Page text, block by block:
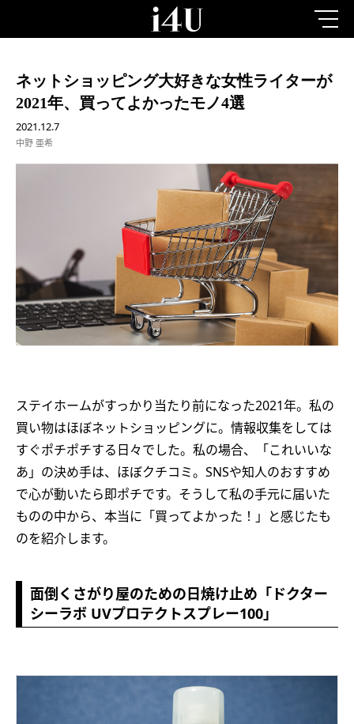
ネットショッピング大好きな女性ライターが
2021年、買ってよかったモノ4選
2021.12.7
中野 亜希
ステイホームがすっかり当たり前になった2021年。私の
買い物はほぼネットショッピングに。情報収集をしては
すぐポチポチする日々でした。私の場合、「これいいな
あ」の決め手は、ほぼクチコミ。SNSや知人のおすすめ
で心が動いたら即ポチです。そうして私の手元に届いた
ものの中から、本当に「買ってよかった！」と感じたも
のを紹介します。
面倒くさがり屋のための日焼け止め「ドクター
シーラボ UVプロテクトスプレー100」